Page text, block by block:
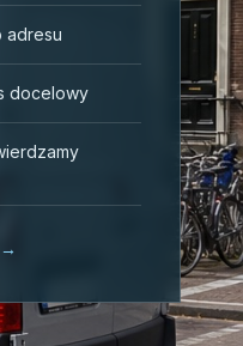
adresu
docelowy
→